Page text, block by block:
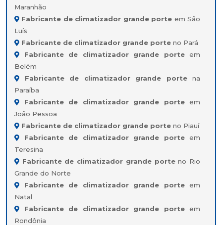
Maranhão
Fabricante de climatizador grande porte em São
Luís
Fabricante de climatizador grande porte no Pará
Fabricante de climatizador grande porteem
Belém
Fabricante de climatizador grande portena
Paraíba
Fabricante de climatizador grande porteem
João Pessoa
Fabricante de climatizador grande porte no Piauí
Fabricante de climatizador grande porteem
Teresina
Fabricante de climatizador grande porteno Rio
Grande do Norte
Fabricante de climatizador grande porteem
Natal
Fabricante de climatizador grande porteem
Rondônia